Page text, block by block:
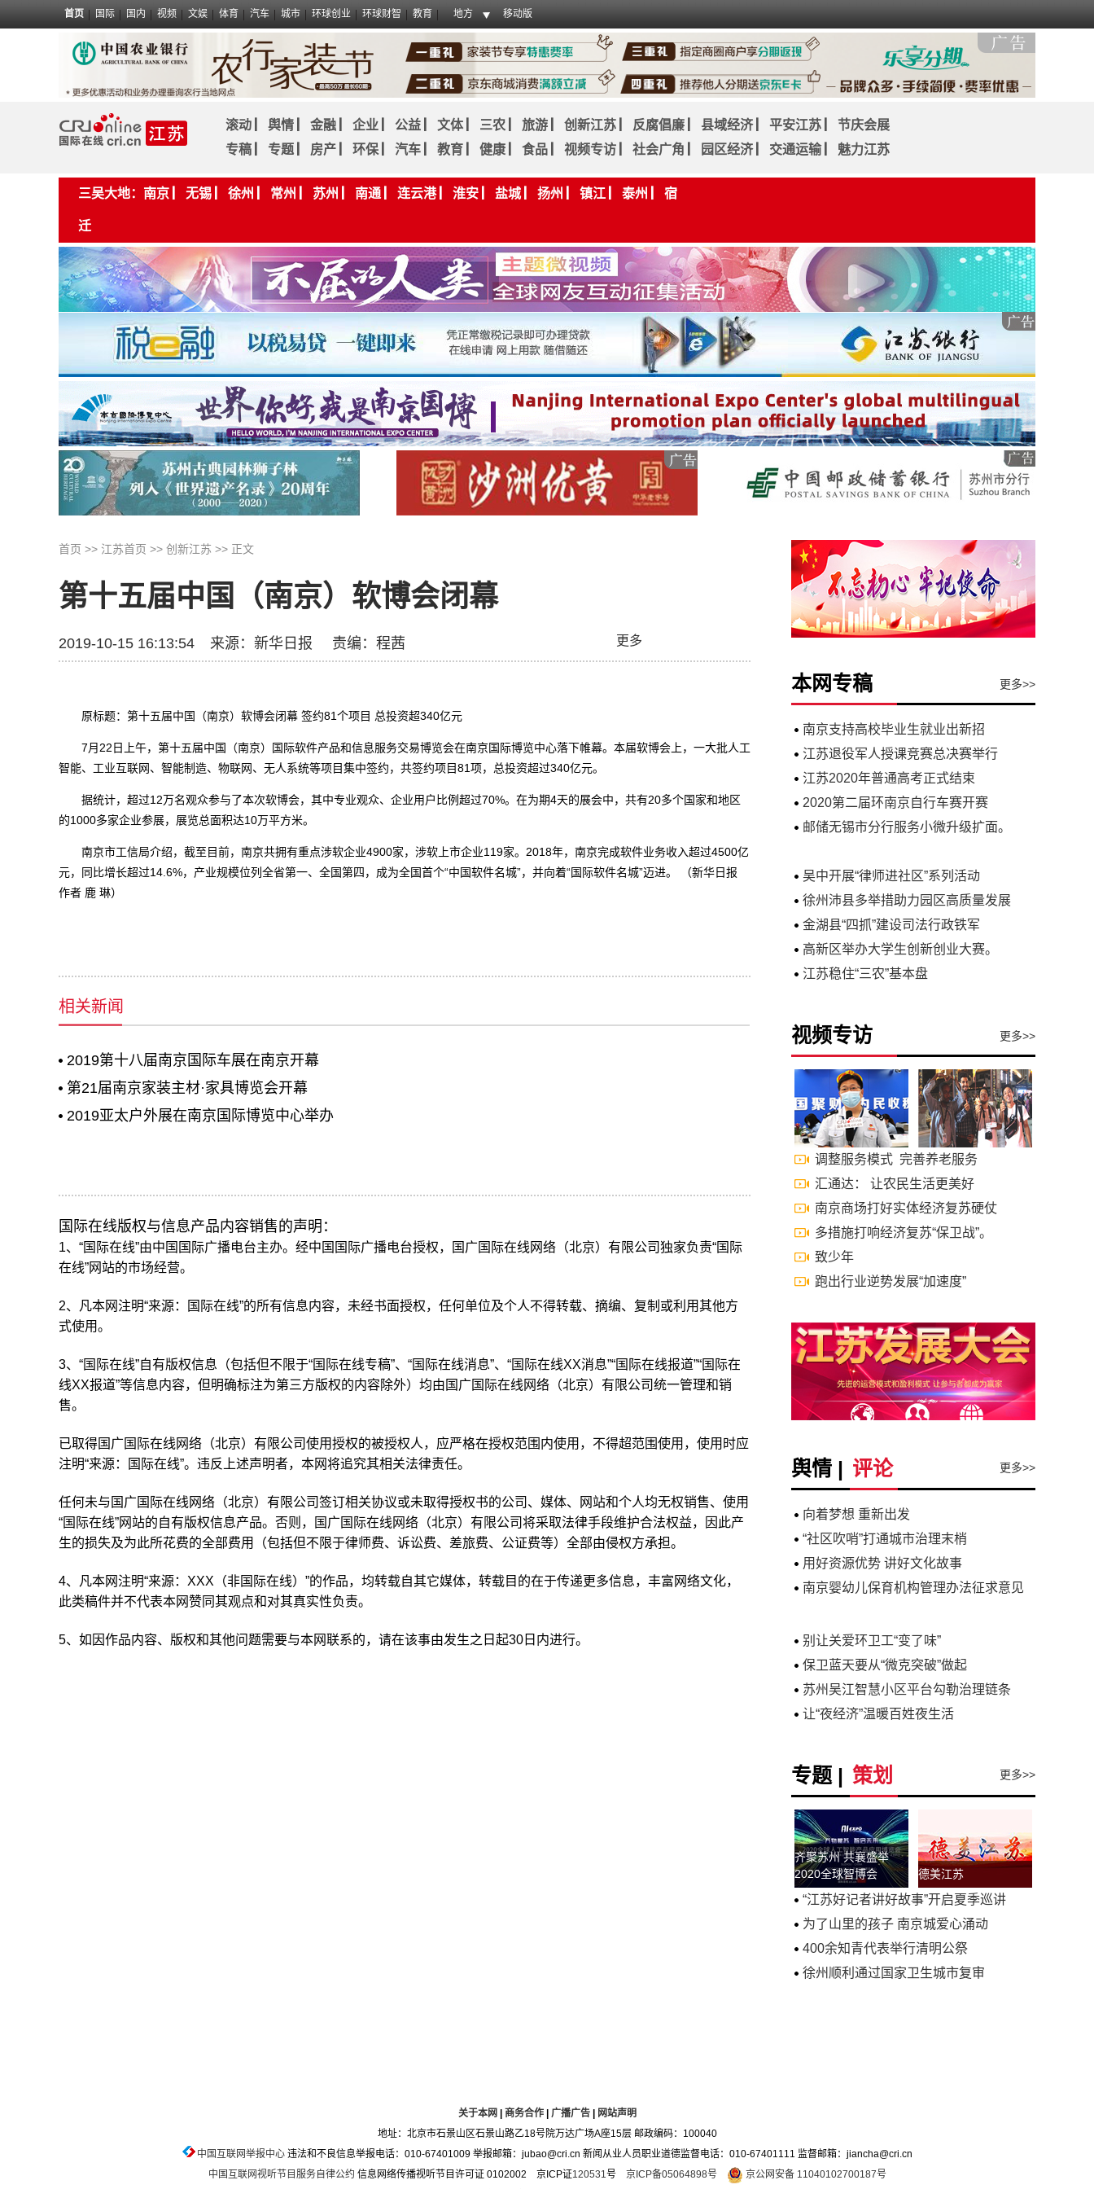
首页 国际 国内 视频 文娱 体育 汽车 城市 环球创业 环球财智 教育 地方 移动版
滚动 舆情 金融 企业 公益 文体 三农 旅游 创新江苏 反腐倡廉 县域经济▏ 平安江苏
节庆会展
专稿
专题 房产 环保 汽车 教育 健康 食品 视频专访 社会广角 园区经济▏ 交通运输▏ 魅力江苏
三吴大地： 南京 无锡 徐州 常州 苏州 南通 连云港▏ 淮安 盐城▏ 扬州 镇江 泰州 宿
迁
首页 >> 江苏首页 >> 创新江苏 >> 正文
第十五届中国（南京）软博会闭幕
2019-10-15 16:13:54 来源： 新华日报 责编：程茜 更多
原标题：第十五届中国（南京）软博会闭幕 签约81个项目 总投资超340亿元
7月22日上午，第十五届中国（南京）国际软件产品和信息服务交易博览会在南京国际博览中心落下帷幕。本届软博会上，一大批人工
智能、工业互联网、智能制造、物联网、无人系统等项目集中签约，共签约项目81项，总投资超过340亿元。
据统计，超过12万名观众参与了本次软博会，其中专业观众、企业用户比例超过70%。在为期4天的展会中，共有20多个国家和地区
的1000多家企业参展，展览总面积达10万平方米。
南京市工信局介绍，截至目前，南京共拥有重点涉软企业4900家，涉软上市企业119家。2018年，南京完成软件业务收入超过4500亿
元，同比增长超过14.6%，产业规模位列全省第一、全国第四，成为全国首个“中国软件名城”，并向着“国际软件名城”迈进。 （新华日报
作者 鹿 琳）
相关新闻
2019第十八届南京国际车展在南京开幕
第21届南京家装主材·家具博览会开幕
2019亚太户外展在南京国际博览中心举办
国际在线版权与信息产品内容销售的声明：
1、“国际在线”由中国国际广播电台主办。经中国国际广播电台授权，国广国际在线网络（北京）有限公司独家负责“国际
在线”网站的市场经营。
2、凡本网注明“来源：国际在线”的所有信息内容，未经书面授权，任何单位及个人不得转载、摘编、复制或利用其他方
式使用。
3、“国际在线”自有版权信息（包括但不限于“国际在线专稿”、“国际在线消息”、“国际在线XX消息”“国际在线报道”“国际在
线XX报道”等信息内容，但明确标注为第三方版权的内容除外）均由国广国际在线网络（北京）有限公司统一管理和销
售。
已取得国广国际在线网络（北京）有限公司使用授权的被授权人，应严格在授权范围内使用，不得超范围使用，使用时应
注明“来源：国际在线”。违反上述声明者，本网将追究其相关法律责任。
任何未与国广国际在线网络（北京）有限公司签订相关协议或未取得授权书的公司、媒体、网站和个人均无权销售、使用
“国际在线”网站的自有版权信息产品。否则，国广国际在线网络（北京）有限公司将采取法律手段维护合法权益，因此产
生的损失及为此所花费的全部费用（包括但不限于律师费、诉讼费、差旅费、公证费等）全部由侵权方承担。
4、凡本网注明“来源：XXX（非国际在线）”的作品，均转载自其它媒体，转载目的在于传递更多信息，丰富网络文化，
此类稿件并不代表本网赞同其观点和对其真实性负责。
5、如因作品内容、版权和其他问题需要与本网联系的，请在该事由发生之日起30日内进行。
本网专稿 更多>>
南京支持高校毕业生就业出新招
江苏退役军人授课竞赛总决赛举行
江苏2020年普通高考正式结束
2020第二届环南京自行车赛开赛
邮储无锡市分行服务小微升级扩面。
吴中开展“律师进社区”系列活动
徐州沛县多举措助力园区高质量发展
金湖县“四抓”建设司法行政铁军
高新区举办大学生创新创业大赛。
江苏稳住“三农”基本盘
视频专访 更多>>
调整服务模式 完善养老服务
汇通达： 让农民生活更美好
南京商场打好实体经济复苏硬仗
多措施打响经济复苏“保卫战”。
致少年
跑出行业逆势发展“加速度”
舆情 | 评论 更多>>
向着梦想 重新出发
“社区吹哨”打通城市治理末梢
用好资源优势 讲好文化故事
南京婴幼儿保育机构管理办法征求意见
别让关爱环卫工“变了味”
保卫蓝天要从“微克突破”做起
苏州吴江智慧小区平台勾勒治理链条
让“夜经济”温暖百姓夜生活
专题 | 策划 更多>>
齐聚苏州 共襄盛举
2020全球智博会
德美江苏
“江苏好记者讲好故事”开启夏季巡讲
为了山里的孩子 南京城爱心涌动
400余知青代表举行清明公祭
徐州顺利通过国家卫生城市复审
关于本网 商务合作| 广播广告|
网站声明
地址：北京市石景山区石景山路乙18号院万达广场A座15层 邮政编码：100040
中国互联网举报中心违法和不良信息举报电话：010-67401009 举报邮箱：jubao@cri.cn 新闻从业人员职业道德监督电话：010-67401111 监督邮箱：jiancha@cri.cn
中国互联网视听节目服务自律公约 信息网络传播视听节目许可证 0102002 京ICP证120531号 京ICP备05064898号 京公网安备 11040102700187号